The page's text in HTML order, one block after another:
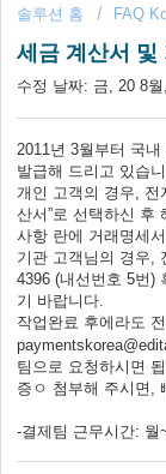
솔루션 홈 FAQ
세금 계산서 및
수정 날짜: 금, 20 8
2011년 3월부터 국
발급해 드리고 있습니
개인 고객의 경우, 전
산서”로 선택하신 후
사항 란에 거래명세
기관 고객님의 경우,
4396 (내선번호 5번)
기 바랍니다.
작업완료 후에라도
팀으로 요청하시면
증ㅇ 첨부해 주시면,
-결제팀 근무시간: 월